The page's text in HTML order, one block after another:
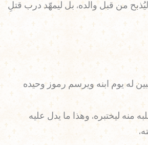
من قبل والده، بل ليمهّد درب قتلِ
له يوم ابنه ويرسم رموز وحيده
منه ليختبره، وهذا ما يدل عليه